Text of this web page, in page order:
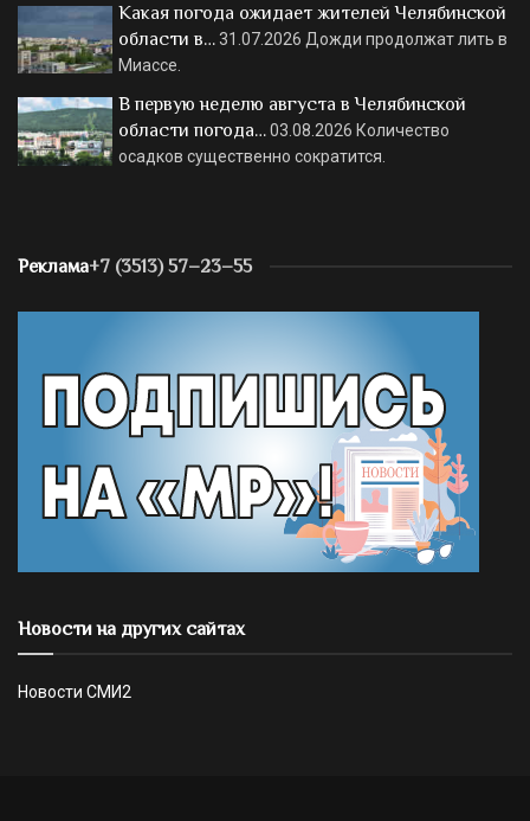
Какая погода ожидает жителей Челябинской
области в…31.07.2026 Дожди продолжат лить в
Миассе.
В первую неделю августа в Челябинской
области погода…03.08.2026 Количество
осадков существенно сократится.
Реклама+7 (3513) 57–23–55
Новости на других сайтах
Новости СМИ2